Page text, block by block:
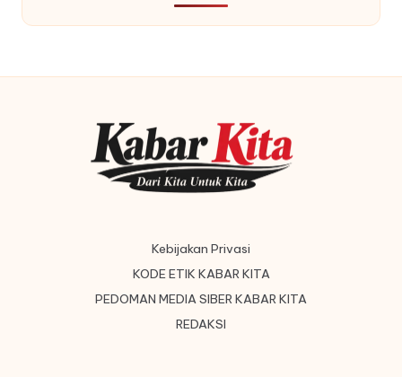
Kebijakan Privasi
KODE ETIK KABAR KITA
PEDOMAN MEDIA SIBER KABAR KITA
REDAKSI